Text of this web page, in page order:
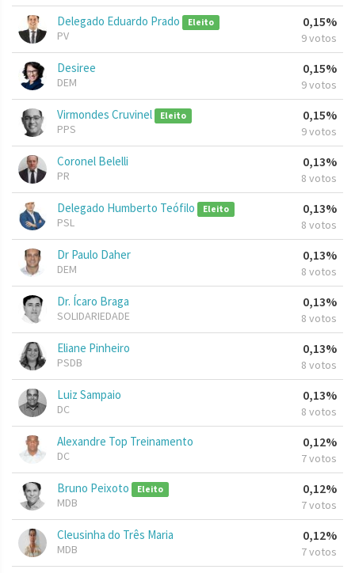
Delegado Eduardo Prado Eleito
PV
0,15%
9 votos
Desiree
DEM
0,15%
9 votos
Virmondes Cruvinel Eleito
PPS
0,15%
9 votos
Coronel Belelli
PR
0,13%
8 votos
Delegado Humberto Teófilo Eleito
PSL
0,13%
8 votos
Dr Paulo Daher
DEM
0,13%
8 votos
Dr. Ícaro Braga
SOLIDARIEDADE
0,13%
8 votos
Eliane Pinheiro
PSDB
0,13%
8 votos
Luiz Sampaio
DC
0,13%
8 votos
Alexandre Top Treinamento
DC
0,12%
7 votos
Bruno Peixoto Eleito
MDB
0,12%
7 votos
Cleusinha do Três Maria
MDB
0,12%
7 votos